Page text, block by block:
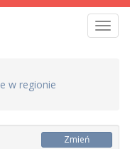
w regionie
Zmień